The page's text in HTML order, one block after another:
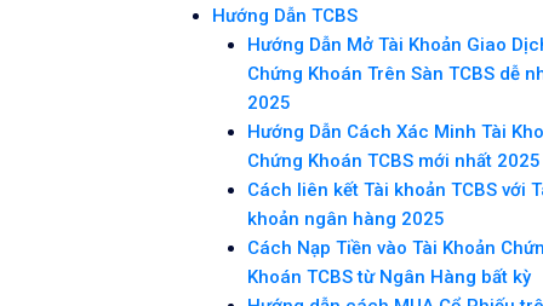
Hướng Dẫn TCBS
Hướng Dẫn Mở Tài Khoản Giao
Chứng Khoán Trên Sàn TCBS dễ
2025
Hướng Dẫn Cách Xác Minh Tài
Chứng Khoán TCBS mới nhất 2025
Cách liên kết Tài khoản TCBS với
khoản ngân hàng 2025
Cách Nạp Tiền vào Tài Khoản
Khoán TCBS từ Ngân Hàng bất kỳ